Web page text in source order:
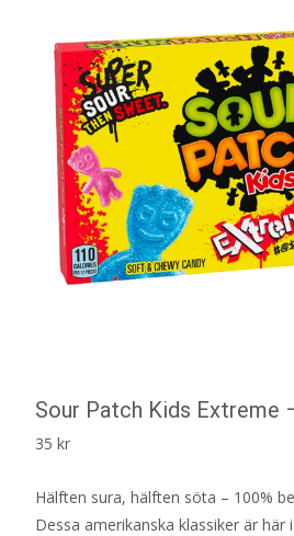
Sour Patch Kids Extreme
35 kr
Hälften sura, hälften söta – 100%
Dessa amerikanska klassiker är